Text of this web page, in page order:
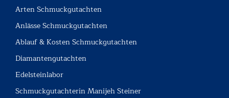
Arten Schmuckgutachten
Anlässe Schmuckgutachten
Ablauf & Kosten Schmuckgutachten
Diamantengutachten
Edelsteinlabor
Schmuckgutachterin Manijeh Steiner